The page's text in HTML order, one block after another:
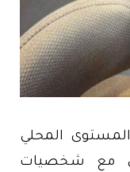
المحلي
مع شخصيات